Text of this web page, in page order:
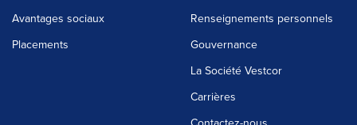
Avantages sociaux
Placements
Renseignements personnels
Gouvernance
La Société Vestcor
Carrières